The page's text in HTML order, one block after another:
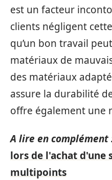
est un facteur
clients négligent
qu’un bon travail
matériaux de
des matériaux
assure la durabilité
offre également une
A lire en complément
lors de l'achat d'une
multipoints